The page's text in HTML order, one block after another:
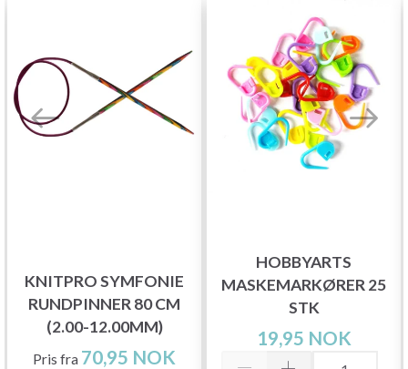
KNITPRO SYMFONIE
RUNDPINNER 80 CM
(2.00-12.00MM)
Pris fra 70,95 NOK
HOBBYARTS
MASKEMARKØRER 25
STK
19,95 NOK